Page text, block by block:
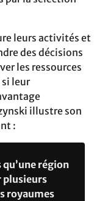
leurs activités et
des décisions
les ressources
leur
illustre son
:
région
plusieurs
royaumes